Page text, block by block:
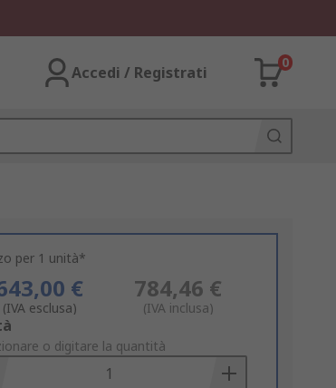
Accedi / Registrati
0
per 1 unità*
€
(IVA esclusa)
784,46 €
(IVA inclusa)
o digitare la quantità